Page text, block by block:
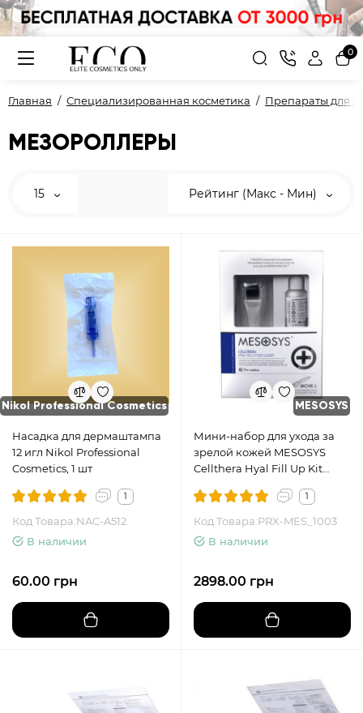
0
Главная Специализированная косметика Препараты для
МЕЗОРОЛЛЕРЫ
15 Рейтинг (Макс - Мин)
Nikol Professional Cosmetics
Насадка для дермаштампа
12 игл Nikol Professional
Cosmetics, 1 шт
1
Код Товара:NAC-A512
В наличии
60.00 грн
MESOSYS
Мини-набор для ухода за
зрелой кожей MESOSYS
Cellthera Hyal Fill Up Kit
1
Код Товара:PRX-MES_1003
В наличии
2898.00 грн